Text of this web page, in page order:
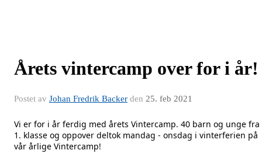
Årets vintercamp over for i år!
Postet av Johan Fredrik Backer den 25. feb 2021
Vi er for i år ferdig med årets Vintercamp. 40 barn og unge fra
1. klasse og oppover deltok mandag - onsdag i vinterferien på
vår årlige Vintercamp!